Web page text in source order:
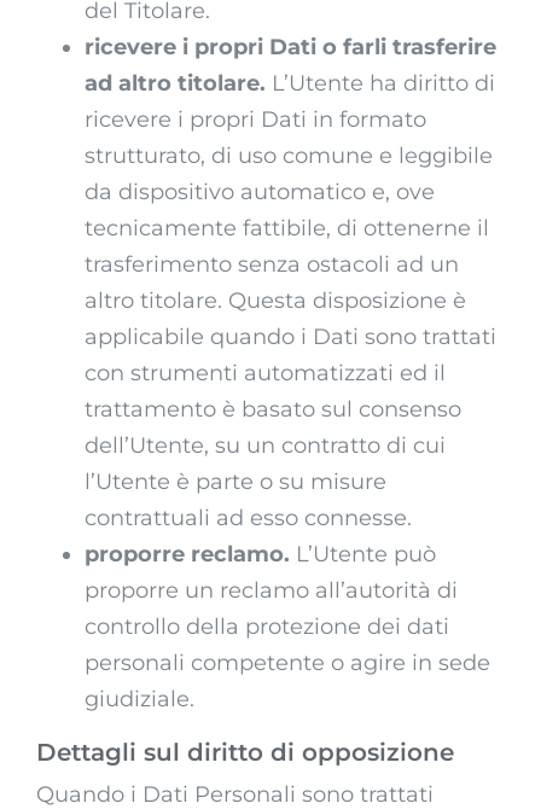
del Titolare.
ricevere i propri Dati o farli trasferire
ad altro titolare. L’Utente ha diritto di
ricevere i propri Dati in formato
strutturato, di uso comune e leggibile
da dispositivo automatico e, ove
tecnicamente fattibile, di ottenerne il
trasferimento senza ostacoli ad un
altro titolare. Questa disposizione è
applicabile quando i Dati sono trattati
con strumenti automatizzati ed il
trattamento è basato sul consenso
dell’Utente, su un contratto di cui
l’Utente è parte o su misure
contrattuali ad esso connesse.
proporre reclamo. L’Utente può
proporre un reclamo all’autorità di
controllo della protezione dei dati
personali competente o agire in sede
giudiziale.
Dettagli sul diritto di opposizione
Quando i Dati Personali sono trattati